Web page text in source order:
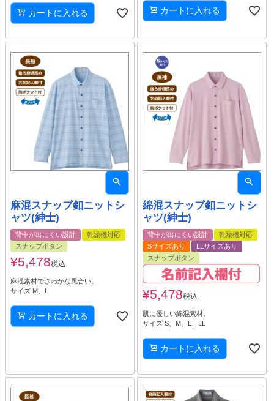
カートに入れる カートに入れる
麻混スナップ釦ニットシ
ャツ(紳士)
背中が出にくい設計
乾燥機対応
スナップボタン
¥5,478税込
麻混素材でさわかな風合い。
サイズ M、L
カートに入れる
綿混スナップ釦ニットシ
ャツ(紳士)
背中が出にくい設計
乾燥機対応
Sサイズあり
LLサイズあり
スナップボタン
¥5,478税込
肌に優しい綿混素材。
サイズ S、M、L、LL
カートに入れる